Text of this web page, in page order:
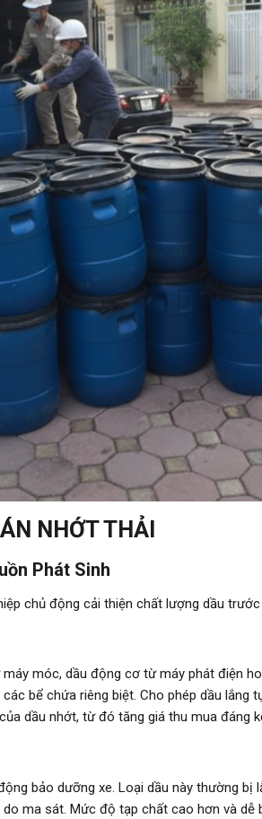
NHỚT THẢI
Phát Sinh
chủ động cải thiện chất lượng dầu
móc, dầu động cơ từ máy phát điện
bể chứa riêng biệt. Cho phép dầu lắng
dầu nhớt, từ đó tăng giá thu mua đáng
bảo dưỡng xe. Loại dầu này thường bị
ma sát. Mức độ tạp chất cao hơn và